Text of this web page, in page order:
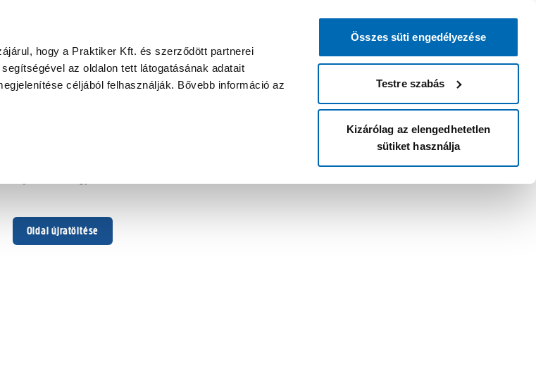
hogy a Praktiker Kft. és szerződött partnerei
az oldalon tett látogatásának adatait
céljából felhasználják. Bővebb információ az
Összes süti engedélyezése
Testre szabás
Kizárólag az elengedhetetlen
sütiket használja
Oldal újratöltése